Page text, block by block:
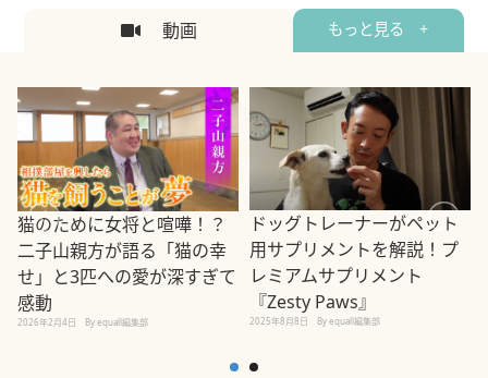
動画 もっと見る +
猫のために女将と喧嘩！？
二子山親方が語る「猫の幸
せ」と3匹への愛が深すぎて
感動
2026年2月4日 By equall編集部
ドッグトレーナーがペット
用サプリメントを解説！プ
レミアムサプリメント
『Zesty Paws』
2025年8月8日 By equall編集部